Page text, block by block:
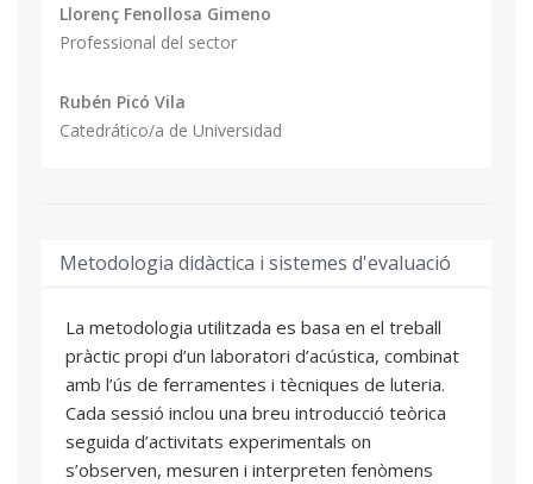
Llorenç Fenollosa Gimeno
Professional del sector
Rubén Picó Vila
Catedrático/a de Universidad
Metodologia didàctica i sistemes d'evaluació
La metodologia utilitzada es basa en el treball
pràctic propi d’un laboratori d’acústica, combinat
amb l’ús de ferramentes i tècniques de luteria.
Cada sessió inclou una breu introducció teòrica
seguida d’activitats experimentals on
s’observen, mesuren i interpreten fenòmens